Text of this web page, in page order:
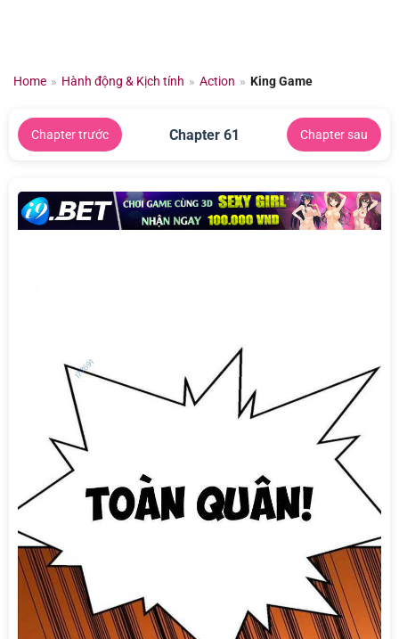
dungHome » Hành động & Kịch tính » Action » King Game
Chapter trước Chapter 61 Chapter sau